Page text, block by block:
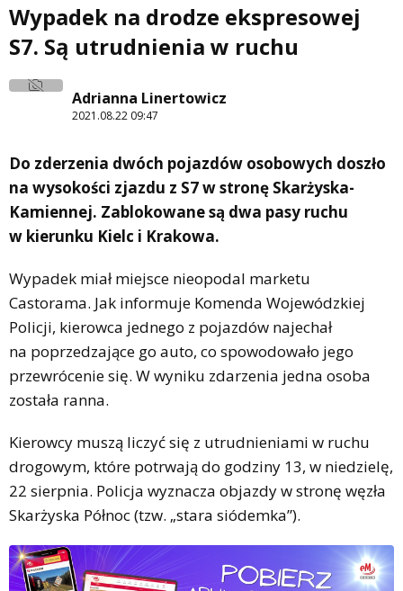
Wypadek na drodze ekspresowej
S7. Są utrudnienia w ruchu
Adrianna Linertowicz
2021.08.22 09:47
Do zderzenia dwóch pojazdów osobowych doszło
na wysokości zjazdu z S7 w stronę Skarżyska-
Kamiennej. Zablokowane są dwa pasy ruchu
w kierunku Kielc i Krakowa.
Wypadek miał miejsce nieopodal marketu
Castorama. Jak informuje Komenda Wojewódzkiej
Policji, kierowca jednego z pojazdów najechał
na poprzedzające go auto, co spowodowało jego
przewrócenie się. W wyniku zdarzenia jedna osoba
została ranna.
Kierowcy muszą liczyć się z utrudnieniami w ruchu
drogowym, które potrwają do godziny 13, w niedzielę,
22 sierpnia. Policja wyznacza objazdy w stronę węzła
Skarżyska Północ (tzw. „stara siódemka”).